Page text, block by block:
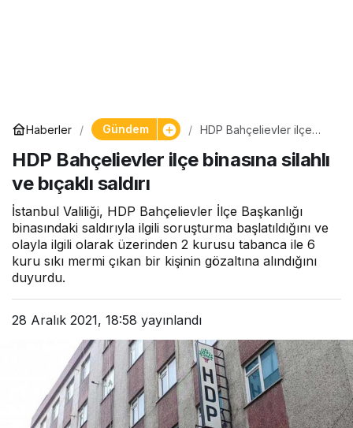
Haberler Gündem
HDP Bahçelievler ilçe
saldırı
HDP Bahçelievler ilçe binasına silahlı
ve bıçaklı saldırı
İstanbul Valiliği, HDP Bahçelievler İlçe Başkanlığı
binasındaki saldırıyla ilgili soruşturma başlatıldığını ve
olayla ilgili olarak üzerinden 2 kurusu tabanca ile 6
kuru sıkı mermi çıkan bir kişinin gözaltına alındığını
duyurdu.
28 Aralık 2021, 18:58 yayınlandı